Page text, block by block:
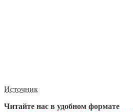
Источник
Читайте нас в удобном формате